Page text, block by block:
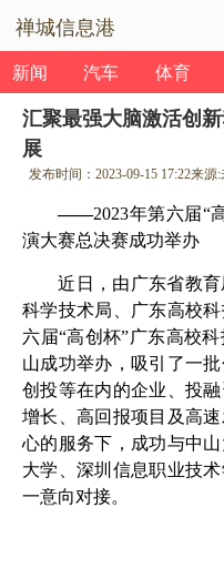
禅城信息港
新闻 汽车 体育
汇聚最强大脑激活创
展
发布时间：2023-09-15 17:22来源:
——2023年第六届“
演大赛总决赛成功举办
近日，由广东省教
科学技术局、广东高校
六届“高创杯”广东高校
山成功举办，吸引了一
创投等在内的企业、投
增长、高回报项目及高
心的服务下，成功与中
大学、深圳信息职业技
一意向对接。